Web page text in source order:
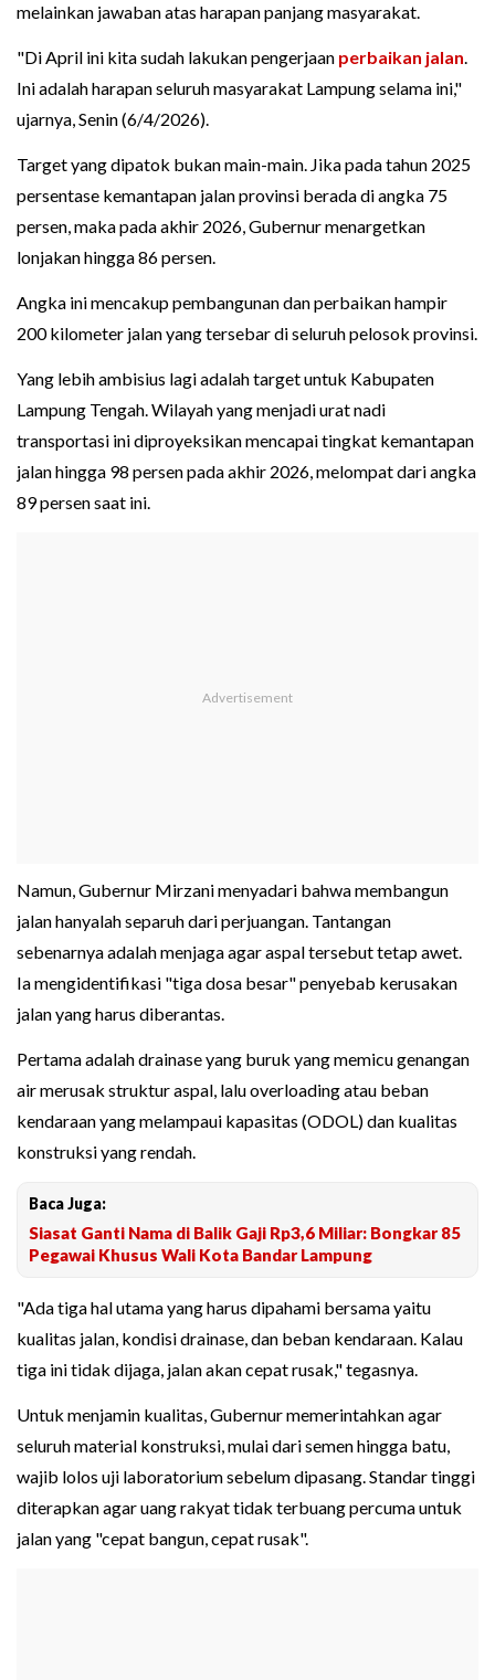
melainkan jawaban atas harapan panjang masyarakat.
"Di April ini kita sudah lakukan pengerjaan perbaikan jalan.
Ini adalah harapan seluruh masyarakat Lampung selama ini,"
ujarnya, Senin (6/4/2026).
Target yang dipatok bukan main-main. Jika pada tahun 2025
persentase kemantapan jalan provinsi berada di angka 75
persen, maka pada akhir 2026, Gubernur menargetkan
lonjakan hingga 86 persen.
Angka ini mencakup pembangunan dan perbaikan hampir
200 kilometer jalan yang tersebar di seluruh pelosok provinsi.
Yang lebih ambisius lagi adalah target untuk Kabupaten
Lampung Tengah. Wilayah yang menjadi urat nadi
transportasi ini diproyeksikan mencapai tingkat kemantapan
jalan hingga 98 persen pada akhir 2026, melompat dari angka
89 persen saat ini.
Namun, Gubernur Mirzani menyadari bahwa membangun
jalan hanyalah separuh dari perjuangan. Tantangan
sebenarnya adalah menjaga agar aspal tersebut tetap awet.
Ia mengidentifikasi "tiga dosa besar" penyebab kerusakan
jalan yang harus diberantas.
Pertama adalah drainase yang buruk yang memicu genangan
air merusak struktur aspal, lalu overloading atau beban
kendaraan yang melampaui kapasitas (ODOL) dan kualitas
konstruksi yang rendah.
Baca Juga:
Siasat Ganti Nama di Balik Gaji Rp3,6 Miliar: Bongkar 85
Pegawai Khusus Wali Kota Bandar Lampung
"Ada tiga hal utama yang harus dipahami bersama yaitu
kualitas jalan, kondisi drainase, dan beban kendaraan. Kalau
tiga ini tidak dijaga, jalan akan cepat rusak," tegasnya.
Untuk menjamin kualitas, Gubernur memerintahkan agar
seluruh material konstruksi, mulai dari semen hingga batu,
wajib lolos uji laboratorium sebelum dipasang. Standar tinggi
diterapkan agar uang rakyat tidak terbuang percuma untuk
jalan yang "cepat bangun, cepat rusak".